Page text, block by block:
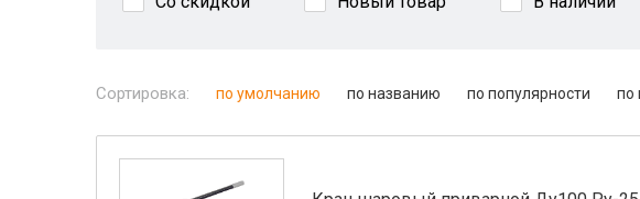
Сортировка: по умолчанию по названию по популярности по